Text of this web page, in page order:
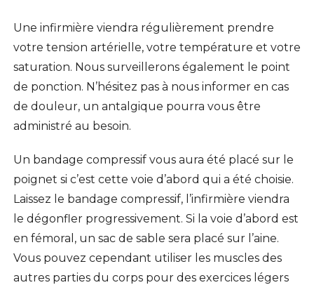
Une infirmière viendra régulièrement prendre
votre tension artérielle, votre température et votre
saturation. Nous surveillerons également le point
de ponction. N’hésitez pas à nous informer en cas
de douleur, un antalgique pourra vous être
administré au besoin.
Un bandage compressif vous aura été placé sur le
poignet si c’est cette voie d’abord qui a été choisie.
Laissez le bandage compressif, l’infirmière viendra
le dégonfler progressivement. Si la voie d’abord est
en fémoral, un sac de sable sera placé sur l’aine.
Vous pouvez cependant utiliser les muscles des
autres parties du corps pour des exercices légers